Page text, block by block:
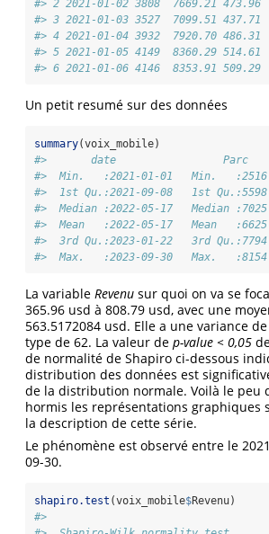
#> 2 2021-01-02 3808  7669.21 473.96
#> 3 2021-01-03 3527  7099.51 437.71
#> 4 2021-01-04 3932  7920.70 486.31
#> 5 2021-01-05 4149  8360.29 514.61
#> 6 2021-01-06 4146  8353.91 509.29
Un petit resumé sur des données
summary(voix_mobile)
#>       date                 Parc
#>  Min.   :2021-01-01   Min.
#>  1st Qu.:2021-09-08   1st
#>  Median :2022-05-17   Median
#>  Mean   :2022-05-17   Mean
#>  3rd Qu.:2023-01-22   3rd
#>  Max.   :2023-09-30   Max.
La variable Revenu sur quoi on va se
365.96 usd à 808.79 usd, avec une
563.5172084 usd. Elle a une variance
type de 62. La valeur de p-value < 0,05
de normalité de Shapiro ci-dessous
distribution des données est
de la distribution normale. Voilà le peu
hormis les représentations graphiques
la description de cette série.
Le phénomène est observé entre le
09-30.
shapiro.test (voix_mobile$Revenu)
#>